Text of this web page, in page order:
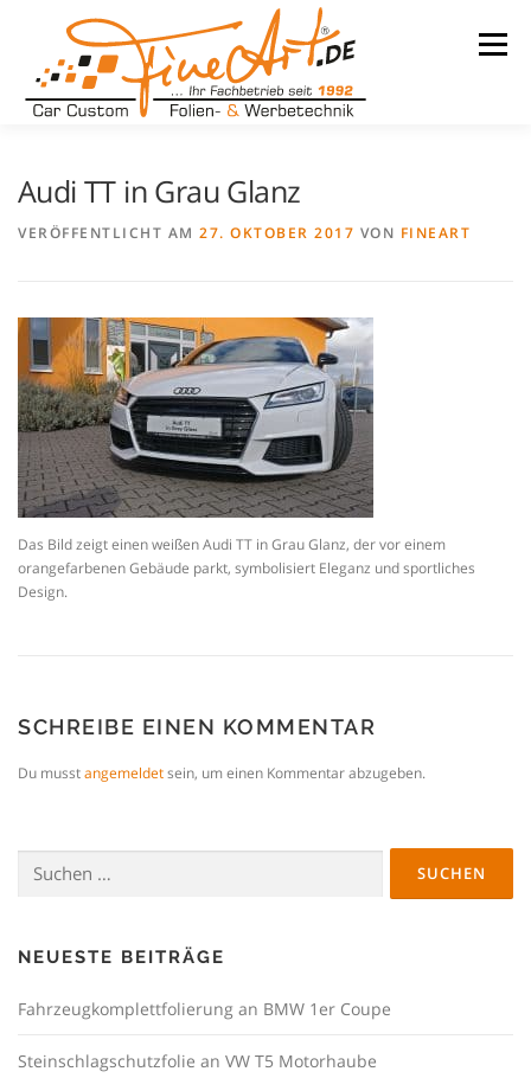
Menü
Audi TT in Grau Glanz
VERÖFFENTLICHT AM 27. OKTOBER 2017 VON FINEART
Das Bild zeigt einen weißen Audi TT in Grau Glanz, der vor einem
orangefarbenen Gebäude parkt, symbolisiert Eleganz und sportliches
Design.
SCHREIBE EINEN KOMMENTAR
Du musstangemeldetsein, um einen Kommentar abzugeben.
nach:
NEUESTE BEITRÄGE
Fahrzeugkomplettfolierung an BMW 1er Coupe
Steinschlagschutzfolie an VW T5 Motorhaube